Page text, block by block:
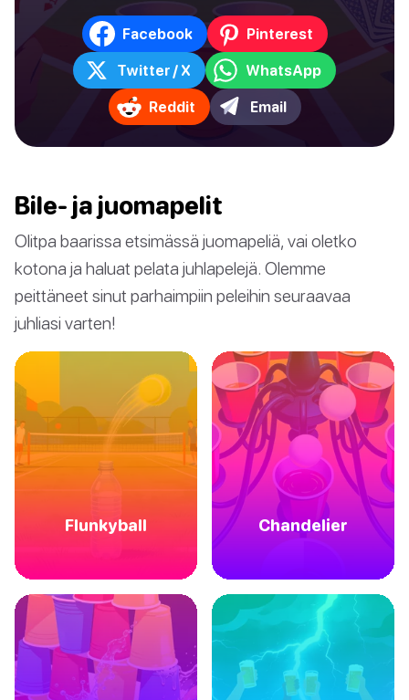
Facebook Pinterest
Twitter / X WhatsApp
Reddit Email
Bile- ja juomapelit
Olitpa baarissa etsimässä juomapeliä, vai oletko
kotona ja haluat pelata juhlapelejä. Olemme
peittäneet sinut parhaimpiin peleihin seuraavaa
juhliasi varten!
Flunkyball Chandelier